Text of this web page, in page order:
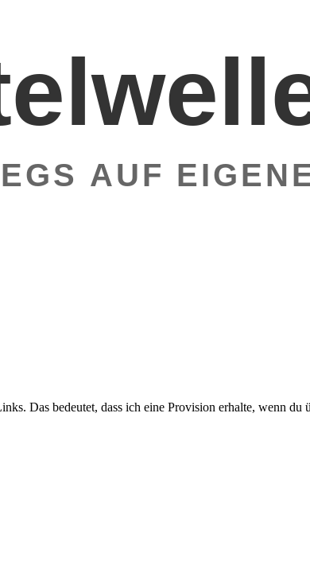
AUF
Das bedeutet, dass ich eine Provision erhalte, wenn